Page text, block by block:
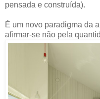
pensada e construída).
É um novo paradigma da
afirmar-se não pela